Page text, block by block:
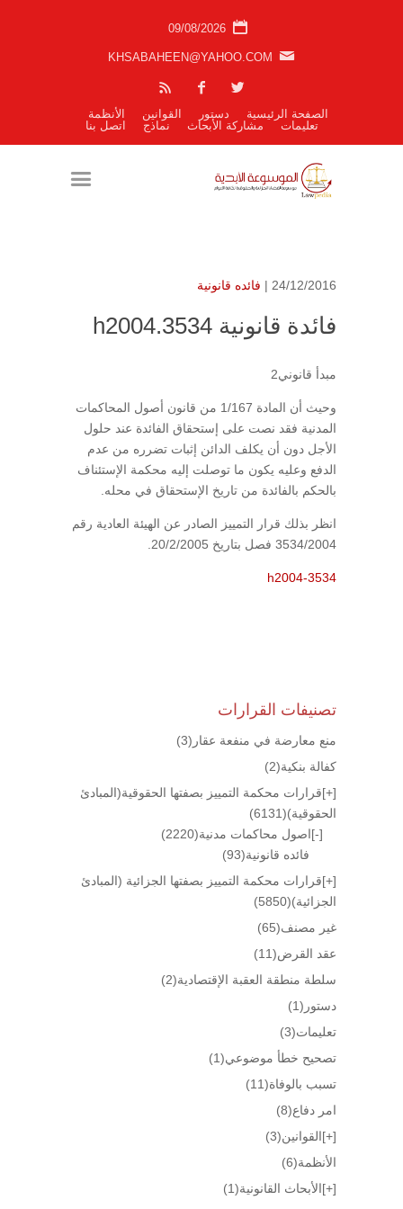
09/08/2026
KHSABAHEEN@YAHOO.COM
الصفحة الرئيسية دستور القوانين
الأنظمة
تعليمات
مشاركة الأبحاث نماذج اتصل بنا
24/12/2016 | فائده قانونية
فائدة قانونية h2004.3534
مبدأ قانوني2
وحيث أن المادة 1/167 من قانون أصول المحاكمات
المدنية فقد نصت على إستحقاق الفائدة عند حلول
الأجل دون أن يكلف الدائن إثبات تضرره من عدم
الدفع وعليه يكون ما توصلت إليه محكمة الإستئناف
بالحكم بالفائدة من تاريخ الإستحقاق في محله.
انظر بذلك قرار التمييز الصادر عن الهيئة العادية رقم
3534/2004 فصل بتاريخ 20/2/2005.
h2004-3534
تصنيفات القرارات
منع معارضة في منفعة عقار (3)
كفالة بنكية(2)
[+]قرارات محكمة التمييز بصفتها الحقوقية(المبادئ
الحقوقية)(6131)
[-]اصول محاكمات مدنية(2220)
فائده قانونية(93)
[+]قرارات محكمة التمييز بصفتها الجزائية (المبادئ
الجزائية)(5850)
غير مصنف(65)
عقد القرض(11)
سلطة منطقة العقبة الإقتصادية(2)
دستور (1)
تعليمات(3)
تصحيح خطأ موضوعي(1)
تسبب بالوفاة(11)
امر دفاع(8)
[+]القوانين(3)
الأنظمة(6)
[+]الأبحاث القانونية(1)